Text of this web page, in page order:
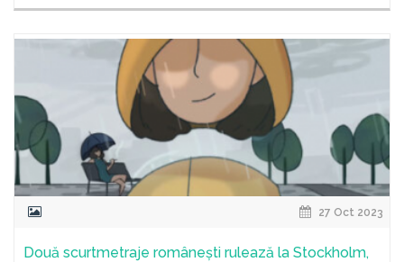
27 Oct 2023
Două scurtmetraje românești rulează la Stockholm,